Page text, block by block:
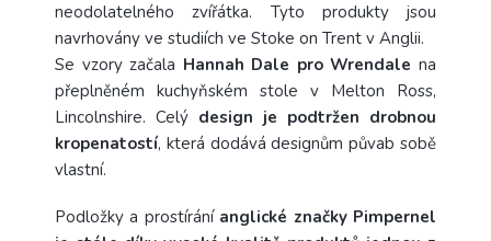
neodolatelného zvířátka. Tyto produkty jsou
navrhovány ve studiích ve Stoke on Trent v Anglii.
Se vzory začala Hannah Dale pro Wrendale na
přeplněném kuchyňském stole v Melton Ross,
Lincolnshire. Celý design je podtržen drobnou
kropenatostí, která dodává designům půvab sobě
vlastní.
Podložky a prostírání anglické značky Pimpernel